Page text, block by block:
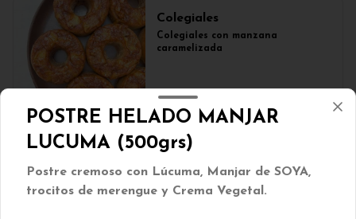
Colegiales
Colegiales con manzana
caramelizada
$1.250
Mix de galletas dulces veganas
POSTRE HELADO MANJAR
LUCUMA (500grs)
Postre cremoso con Lúcuma, Manjar de SOYA,
trocitos de merengue y Crema Vegetal.